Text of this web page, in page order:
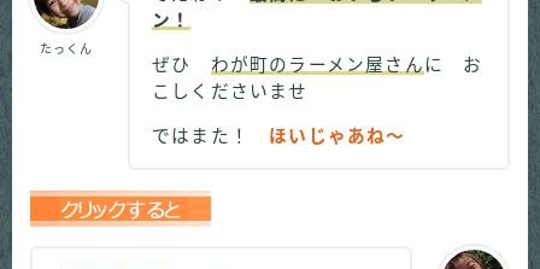
たっくん
ン！
ぜひ わが町のラーメン屋さんに お
こしくださいませ
ではまた！ ほいじゃあね～